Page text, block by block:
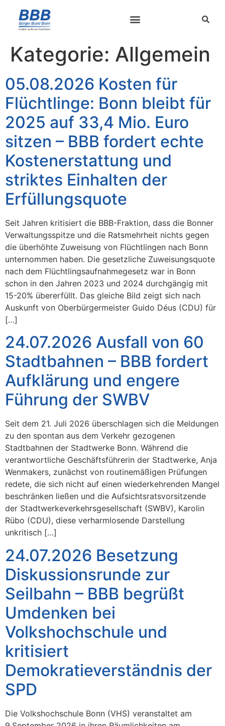
Kategorie: Allgemein
05.08.2026 Kosten für
Flüchtlinge: Bonn bleibt für
2025 auf 33,4 Mio. Euro
sitzen – BBB fordert echte
Kostenerstattung und
striktes Einhalten der
Erfüllungsquote
Seit Jahren kritisiert die BBB-Fraktion, dass die Bonner
Verwaltungsspitze und die Ratsmehrheit nichts gegen
die überhöhte Zuweisung von Flüchtlingen nach Bonn
unternommen haben. Die gesetzliche Zuweisungsquote
nach dem Flüchtlingsaufnahmegesetz war in Bonn
schon in den Jahren 2023 und 2024 durchgängig mit
15-20% übererfüllt. Das gleiche Bild zeigt sich nach
Auskunft von Oberbürgermeister Guido Déus (CDU) für
[…]
24.07.2026 Ausfall von 60
Stadtbahnen – BBB fordert
Aufklärung und engere
Führung der SWBV
Seit dem 21. Juli 2026 überschlagen sich die Meldungen
zu den spontan aus dem Verkehr gezogenen
Stadtbahnen der Stadtwerke Bonn. Während die
verantwortliche Geschäftsführerin der Stadtwerke, Anja
Wenmakers, zunächst von routinemäßigen Prüfungen
redete, die sich nicht auf einen wiederkehrenden Mangel
beschränken ließen und die Aufsichtsratsvorsitzende
der Stadtwerkeverkehrsgesellschaft (SWBV), Karolin
Rübo (CDU), diese verharmlosende Darstellung
unkritisch […]
24.07.2026 Besetzung
Diskussionsrunde zur
Seilbahn – BBB begrüßt
Umdenken bei
Volkshochschule und
kritisiert
Demokratieverständnis der
SPD
Die Volkshochschule Bonn (VHS) veranstaltet am